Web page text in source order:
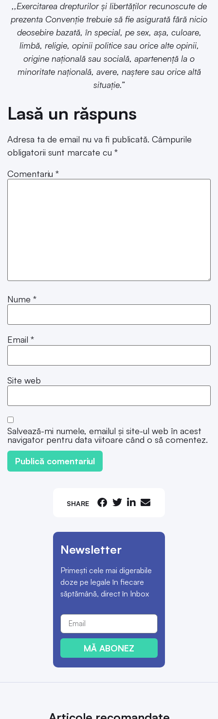
SHARE
Newsletter
Primești cele mai digerabile
doze pe legale în fiecare
săptămână, direct în Inbox
MĂ ABONEZ
,,Exercitarea drepturilor și libertăților recunoscute de
prezenta Convenție trebuie să fie asigurată fără nicio
deosebire bazată, în special, pe sex, așa, culoare,
limbă, religie, opinii politice sau orice alte opinii,
origine națională sau socială, apartenență la o
minoritate națională, avere, naștere sau orice altă
situație.”
Lasă un răspuns
Adresa ta de email nu va fi publicată. Câmpurile
obligatorii sunt marcate cu *
Comentariu *
Nume *
Email *
Site web
Salvează-mi numele, emailul și site-ul web în acest
navigator pentru data viitoare când o să comentez.